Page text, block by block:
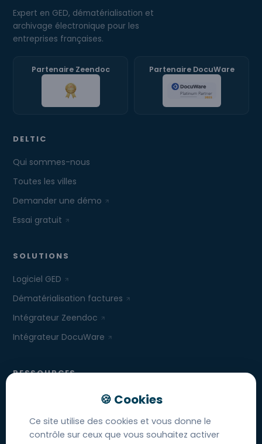
Expert en GED, dématérialisation et
archivage électronique pour les
entreprises françaises.
Partenaire Zeendoc Partenaire DocuWare
DELTIC
Qui sommes-nous
Toutes les villes
Demander une démo
Essai gratuit
SOLUTIONS
Logiciel GED
Dématérialisation factures
Intégrateur Zeendoc
Intégrateur DocuWare
RESSOURCES
Cahier des charges GED
Comparatif des GED
Ce site utilise des cookies et vous donne le
contrôle sur ceux que vous souhaitez activer